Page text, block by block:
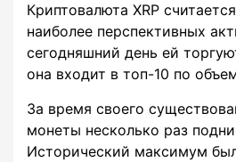
Криптовалюта XRP
наиболее перспективных
сегодняшний день ей
она входит в топ-10 по
За время своего
монеты несколько раз
Исторический максимум